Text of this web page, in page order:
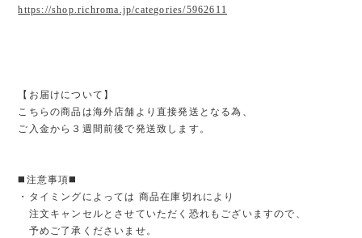
https://shop.richroma.jp/categories/5962611
【お届けについて】
こちらの商品は海外店舗より直接発送となる為、
ご入金から３週間前後で発送致します。
◼️注意事項◼️
・タイミングによっては 商品在庫切れにより
注文キャンセルとさせていただく恐れもございますので、
予めご了承くださいませ。